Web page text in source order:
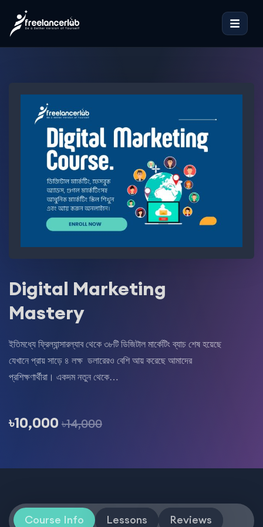
Digital Marketing
Mastery
ইতিমধ্যে ফ্রিল্যান্সারল্যাব থেকে ৩৮টি ডিজিটাল মার্কেটিং ব্যাচ শেষ হয়েছে
যেখানে প্রায় সাড়ে ৪ লক্ষ ডলারেরও বেশি আয় করেছে আমাদের
প্রশিক্ষণার্থীরা। একদম নতুন থেকে…
৳10,000 ৳14,000
Course Info Lessons Reviews